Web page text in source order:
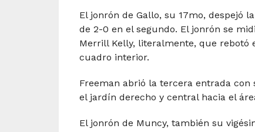
El jonrón de Gallo, su 17mo, despejó
de 2-0 en el segundo. El jonrón se
Merrill Kelly, literalmente, que rebotó
cuadro interior.
Freeman abrió la tercera entrada
el jardín derecho y central hacia el
El jonrón de Muncy, también su